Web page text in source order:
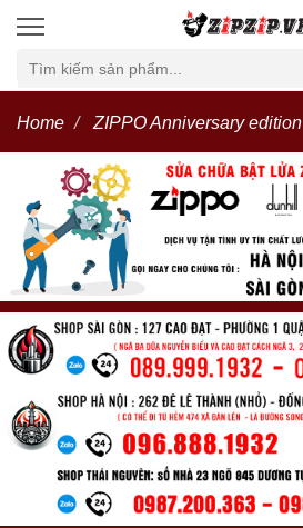
Home ZIPPO Anniversary edition